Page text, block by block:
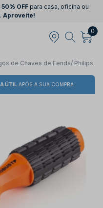
50% OFFpara casa, oficina ou
Aproveite!
0
de Chaves de Fenda/ Philips
ÚTIL APÓS A SUA COMPRA